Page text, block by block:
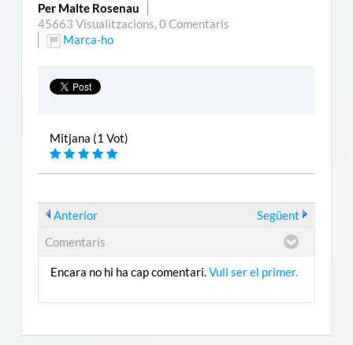
Per Malte Rosenau
45663 Visualitzacions,0 Comentaris
Marca-ho
Mitjana (1 Vot)
Anterior
Següent
Comentaris
Encara no hi ha cap comentari.Vull ser el primer.